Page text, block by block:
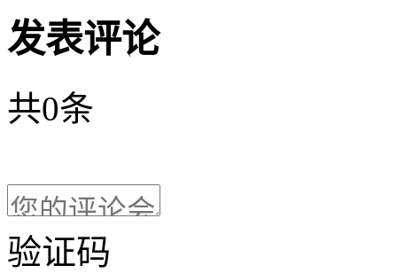
发表评论
共0条
验证码